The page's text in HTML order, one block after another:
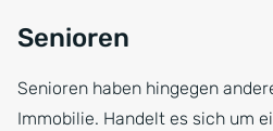
Senioren
Senioren haben hingegen
Immobilie. Handelt es sich um